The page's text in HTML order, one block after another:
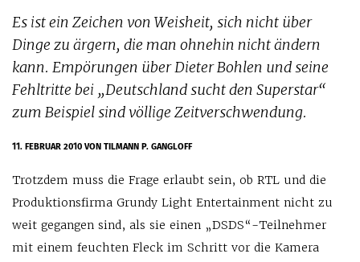
Es ist ein Zeichen von Weisheit, sich nicht über
Dinge zu ärgern, die man ohnehin nicht ändern
kann. Empörungen über Dieter Bohlen und seine
Fehltritte bei „Deutschland sucht den Superstar“
zum Beispiel sind völlige Zeitverschwendung.
11. FEBRUAR 2010VON TILMANN P. GANGLOFF
Trotzdem muss die Frage erlaubt sein, ob RTL und die
Produktionsfirma Grundy Light Entertainment nicht zu
weit gegangen sind, als sie einen „DSDS“-Teilnehmer
mit einem feuchten Fleck im Schritt vor die Kamera